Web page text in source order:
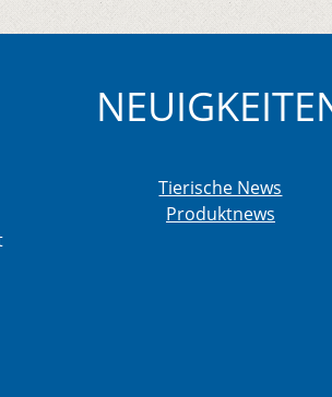
Tierische News
Produktnews